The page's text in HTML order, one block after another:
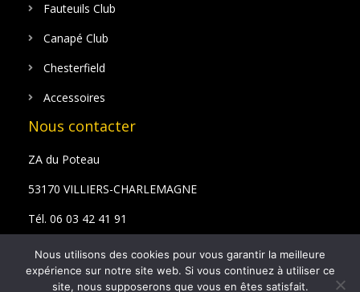
Fauteuils Club
Canapé Club
Chesterfield
Accessoires
Nous contacter
ZA du Poteau
53170 VILLIERS-CHARLEMAGNE
Tél. 06 03 42 41 91
Email : bazyan@hotmail.fr
Nous utilisons des cookies pour vous garantir la meilleure
expérience sur notre site web. Si vous continuez à utiliser ce
site, nous supposerons que vous en êtes satisfait.